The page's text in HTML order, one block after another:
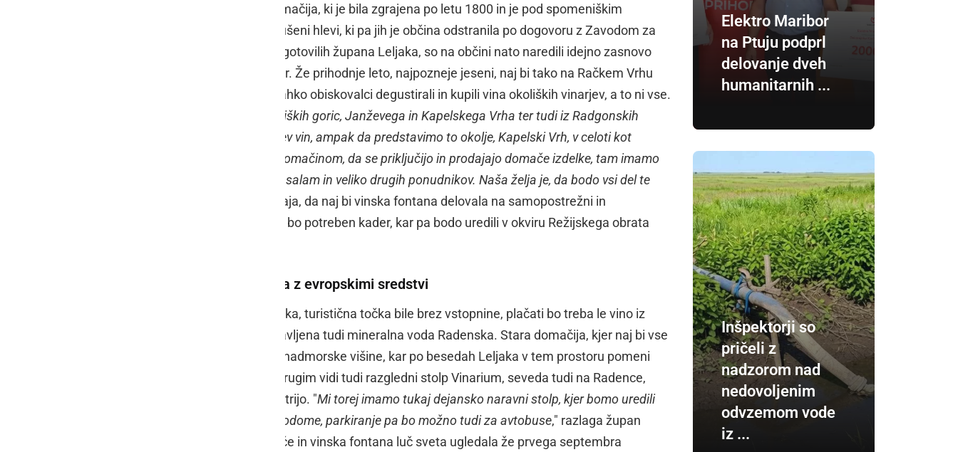
Na Račkem Vrhu, kjer stoji stara domačija, ki je bila zgrajena po letu 1800 in je pod spomeniškim
varstvom, so bili še popolnoma porušeni hlevi, ki pa jih je občina odstranila po dogovoru z Zavodom za
varstvo kulturne dediščine. In po zagotovilih župana Leljaka, so na občini nato naredili idejno zasnovo
projekta, ki bi ga umestili v ta prostor. Že prihodnje leto, najpozneje jeseni, naj bi tako na Račkem Vrhu
zaživela vinska fontana, kjer bodo lahko obiskovalci degustirali in kupili vina okoliških vinarjev, a to ni vse.
Na voljo bodo večinoma vina iz okoliških goric, Janževega in Kapelskega Vrha ter tudi iz Radgonskih
goric. Namen pa ni samo predstavitev vin, ampak da predstavimo to okolje, Kapelski Vrh, v celoti kot
razgledne točke. Želimo omogočiti domačinom, da se priključijo in prodajajo domače izdelke, tam imamo
veliko čebelarjev, proizvajalcev suhih salam in veliko drugih ponudnikov. Naša želja je, da bodo vsi del te
," pravi Leljak, ki dodaja, da naj bi vinska fontana delovala na samopostrežni in
samoplačniški način. Le za čiščenje bo potreben kader, kar pa bodo uredili v okviru Režijskega obrata
Naložba delno ali v celoti pokrita z evropskimi sredstvi
Prvih pet let naj bi, po besedah Leljaka, turistična točka bile brez vstopnine, plačati bo treba le vino iz
vinske fontane, posebej pa bo postavljena tudi mineralna voda Radenska. Stara domačija, kjer naj bi vse
skupaj zaživelo, stoji nad 300 metri nadmorske višine, kar po besedah Leljaka v tem prostoru pomeni
veliko, saj se z Račkega Vrha med drugim vidi tudi razgledni stolp Vinarium, seveda tudi na Radence,
Mursko Soboto in tudi sosednjo Avstrijo. "Mi torej imamo tukaj dejansko naravni stolp, kjer bomo uredili
tudi postajališče za najmanj štiri avtodome, parkiranje pa bo možno tudi za avtobuse," razlaga župan
Leljak in dodaja, da naj bi postajališče in vinska fontana luč sveta ugledala že prvega septembra
Elektro Maribor
na Ptuju podprl
delovanje dveh
humanitarnih ...
Inšpektorji so
pričeli z
nadzorom nad
nedovoljenim
odvzemom vode
iz ...